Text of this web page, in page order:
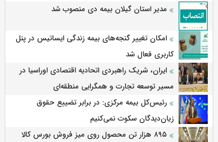
مدیر استان گیلان بیمه دی منصوب شد
امکان تغییر گنجه‌های بیمه زندگی ایساتیس در پنل
کاربری فعال شد
ایران، شریک راهبردی اتحادیه اقتصادی اوراسیا در
مسیر توسعه تجارت و همگرایی منطقه‌ای
رئیس‌کل بیمه مرکزی: در برابر تضییع حقوق
زیان‌دیدگان سکوت نمی‌کنیم
۸۹۵ هزار تن محصول روی میز فروش بورس کالا